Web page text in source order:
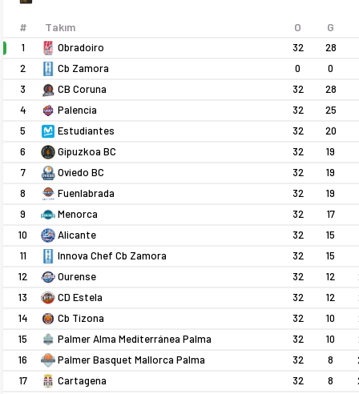
İspanya LEB Oro 25-26 sezonu puan durumu, haftalık
# Takım O G
1 Obradoiro 32 28
2
Cb Zamora 0 0
3
CB Coruna 32 28
4
Palencia 32 25
5
Estudiantes 32 20
6
Gipuzkoa BC 32 19
7
Oviedo BC 32 19
8
Fuenlabrada 32 19
9
Menorca 32 17
10
Alicante 32 15
11
Innova Chef Cb Zamora 32 15
12
Ourense 32 12
13
CD Estela 32 12
14
Cb Tizona 32 10
15
Palmer Alma Mediterránea Palma 32 10
16
Palmer Basquet Mallorca Palma 32 8
17
Cartagena 32 8